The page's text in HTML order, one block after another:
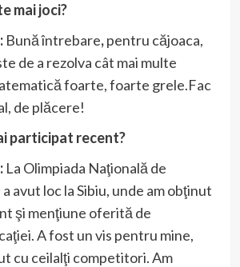
mai joci?
Bună întrebare,pentru căjoaca,
de a rezolva cât mai multe
foarte, foarte grele.Fac
de plăcere!
participat recent?
La Olimpiada Naţională de
avut loc la Sibiu, unde am obţinut
şi menţiune oferită de
A fost un vis pentru mine,
cu ceilalţi competitori. Am